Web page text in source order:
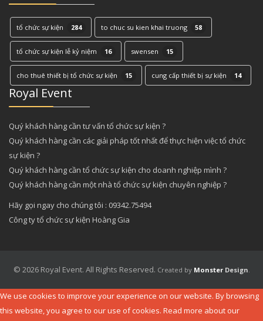
tổ chức sự kiện 284 to chuc su kien khai truong 58
tổ chức sự kiện lễ kỷ niệm 16 swensen 15
cho thuê thiết bị tổ chức sự kiện 15 cung cấp thiết bị sự kiện 14
Royal Event
Quý khách hàng cần tư vấn tổ chức sự kiện ?
Quý khách hàng cần các giải pháp tốt nhất để thực hiện việc tổ chức
sự kiện ?
Quý khách hàng cần tổ chức sự kiện cho doanh nghiệp mình ?
Quý khách hàng cần một nhà tổ chức sự kiện chuyên nghiệp ?
Hãy gọi ngay cho chúng tôi : 09342.75494
Công ty tổ chức sự kiện Hoàng Gia
© 2026 Royal Event. All Rights Reserved. Created by MonsterDesign.
We use cookies to improve your experience on our website. By browsing
this website, you agree to our use of cookies. Read more about our